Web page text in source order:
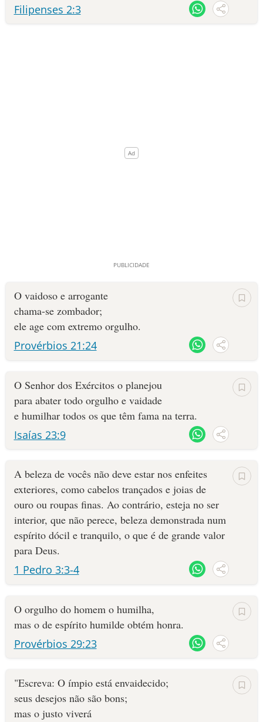
Filipenses 2:3
O vaidoso e arrogante
chama-se zombador;
ele age com extremo orgulho.
Provérbios 21:24
O Senhor dos Exércitos o planejou
para abater todo orgulho e vaidade
e humilhar todos os que têm fama na terra.
Isaías 23:9
A beleza de vocês não deve estar nos enfeites
exteriores, como cabelos trançados e joias de
ouro ou roupas finas. Ao contrário, esteja no ser
interior, que não perece, beleza demonstrada num
espírito dócil e tranquilo, o que é de grande valor
para Deus.
1 Pedro 3:3-4
O orgulho do homem o humilha,
mas o de espírito humilde obtém honra.
Provérbios 29:23
"Escreva: O ímpio está envaidecido;
seus desejos não são bons;
mas o justo viverá